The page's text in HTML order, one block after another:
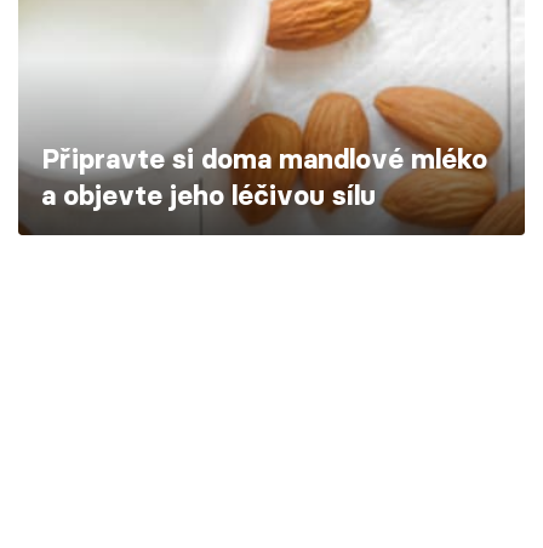
Speciál: Cuketa
Těhotnej kuchař
Připravte si doma mandlové mléko
a objevte jeho léčivou sílu